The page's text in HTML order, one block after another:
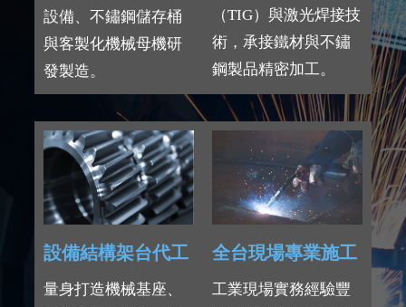
設備、不鏽鋼儲存桶
與客製化機械母機研
發製造。
（TIG）與激光焊接技
術，承接鐵材與不鏽
鋼製品精密加工。
設備結構架台代工
量身打造機械基座、
全台現場專業施工
工業現場實務經驗豐